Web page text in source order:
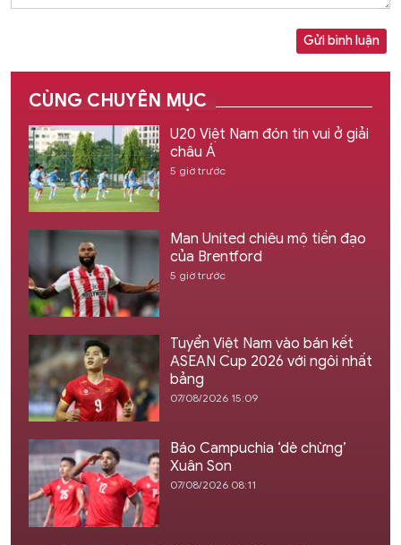
Gửi bình luận
CÙNG CHUYÊN MỤC
U20 Việt Nam đón tin vui ở giải
châu Á
5 giờ trước
Man United chiêu mộ tiền đạo
của Brentford
5 giờ trước
Tuyển Việt Nam vào bán kết
ASEAN Cup 2026 với ngôi nhất
bảng
07/08/2026 15:09
Báo Campuchia ‘dè chừng’
Xuân Son
07/08/2026 08:11